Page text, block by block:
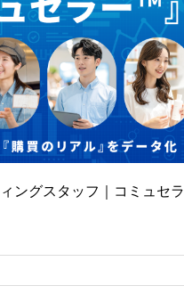
ングスタッフ｜コミュセラ